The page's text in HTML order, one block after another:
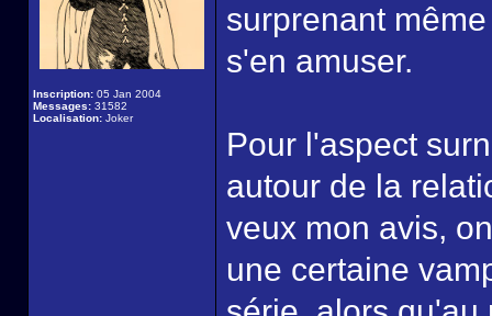
Inscription: 05 Jan 2004
Messages: 31582
Localisation: Joker
surprenant
s'en amuser.
Pour l'aspect
autour de la
veux mon avis,
une certaine